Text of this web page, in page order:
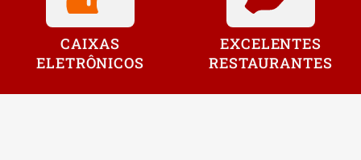
CAIXAS
ELETRÔNICOS
EXCELENTES
RESTAURANTES